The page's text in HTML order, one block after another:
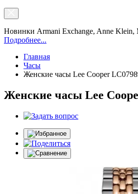
Новинки Armani Exchange, Anne Klein,
Подробнее...
Главная
Часы
Женские часы Lee Cooper
Женские часы Lee